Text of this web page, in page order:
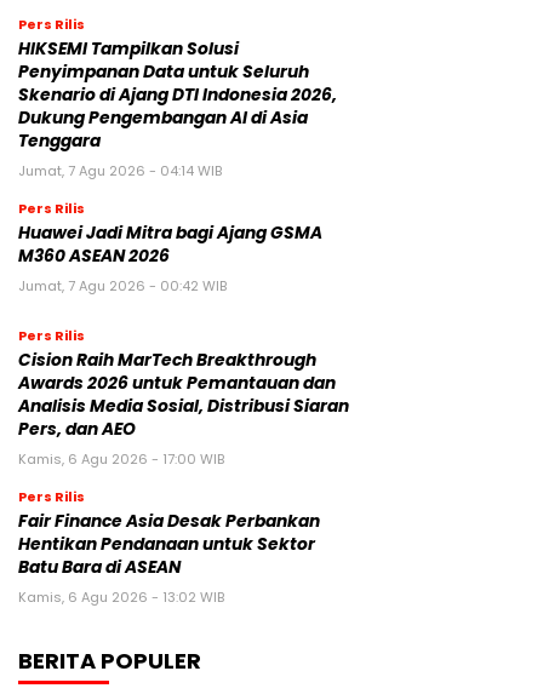
Pers Rilis
HIKSEMI Tampilkan Solusi
Penyimpanan Data untuk Seluruh
Skenario di Ajang DTI Indonesia 2026,
Dukung Pengembangan AI di Asia
Tenggara
Jumat, 7 Agu 2026 - 04:14 WIB
Pers Rilis
Huawei Jadi Mitra bagi Ajang GSMA
M360 ASEAN 2026
Jumat, 7 Agu 2026 - 00:42 WIB
Pers Rilis
Cision Raih MarTech Breakthrough
Awards 2026 untuk Pemantauan dan
Analisis Media Sosial, Distribusi Siaran
Pers, dan AEO
Kamis, 6 Agu 2026 - 17:00 WIB
Pers Rilis
Fair Finance Asia Desak Perbankan
Hentikan Pendanaan untuk Sektor
Batu Bara di ASEAN
Kamis, 6 Agu 2026 - 13:02 WIB
BERITA POPULER